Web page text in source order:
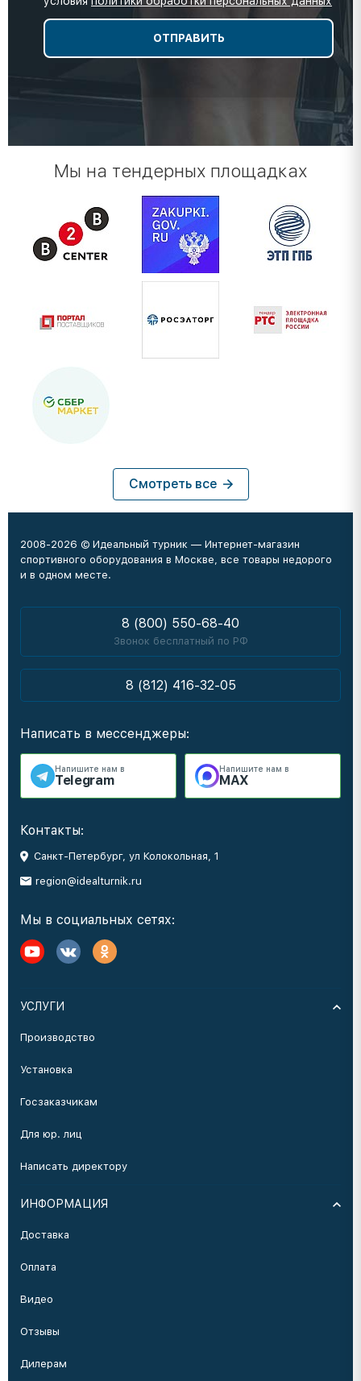
Мы на тендерных площадках
Смотреть все
2008-2026 © Идеальный турник — Интернет-магазин
спортивного оборудования в Москве, все товары недорого
и в одном месте.
8 (800) 550-68-40
Звонок бесплатный по РФ
8 (812) 416-32-05
Написать в мессенджеры:
Напишите нам в
Telegram
Напишите нам в
MAX
Контакты:
Санкт-Петербург, ул Колокольная, 1
region@idealturnik.ru
Мы в социальных сетях:
УСЛУГИ
Производство
Установка
Госзаказчикам
Для юр. лиц
Написать директору
ИНФОРМАЦИЯ
Доставка
Оплата
Видео
Отзывы
Дилерам